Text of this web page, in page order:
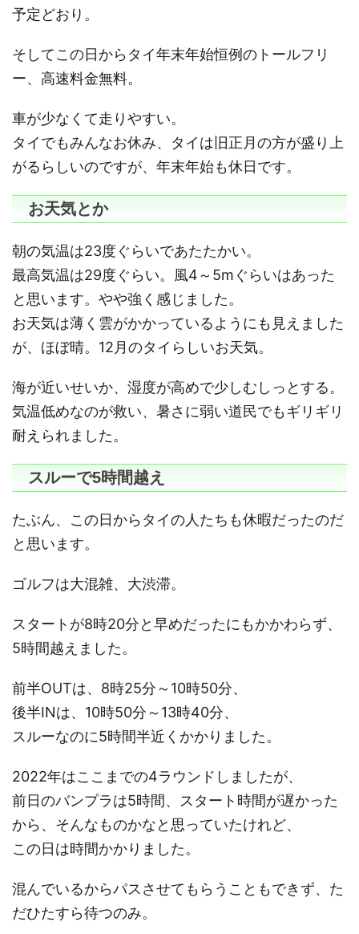
予定どおり。
そしてこの日からタイ年末年始恒例のトールフリ
ー、高速料金無料。
車が少なくて走りやすい。
タイでもみんなお休み、タイは旧正月の方が盛り上
がるらしいのですが、年末年始も休日です。
お天気とか
朝の気温は23度ぐらいであたたかい。
最高気温は29度ぐらい。風4～5mぐらいはあった
と思います。やや強く感じました。
お天気は薄く雲がかかっているようにも見えました
が、ほぼ晴。12月のタイらしいお天気。
海が近いせいか、湿度が高めで少しむしっとする。
気温低めなのが救い、暑さに弱い道民でもギリギリ
耐えられました。
スルーで5時間越え
たぶん、この日からタイの人たちも休暇だったのだ
と思います。
ゴルフは大混雑、大渋滞。
スタートが8時20分と早めだったにもかかわらず、
5時間越えました。
前半OUTは、8時25分～10時50分、
後半INは、10時50分～13時40分、
スルーなのに5時間半近くかかりました。
2022年はここまでの4ラウンドしましたが、
前日のバンプラは5時間、スタート時間が遅かった
から、そんなものかなと思っていたけれど、
この日は時間かかりました。
混んでいるからパスさせてもらうこともできず、た
だひたすら待つのみ。